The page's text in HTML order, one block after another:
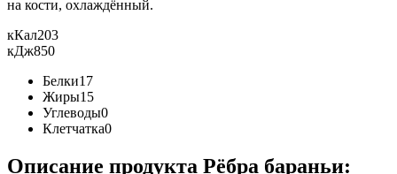
на кости, охлаждённый.
кКал203
кДж850
Белки17
Жиры15
Углеводы0
Клетчатка0
Описание продукта Рёбра бараньи: